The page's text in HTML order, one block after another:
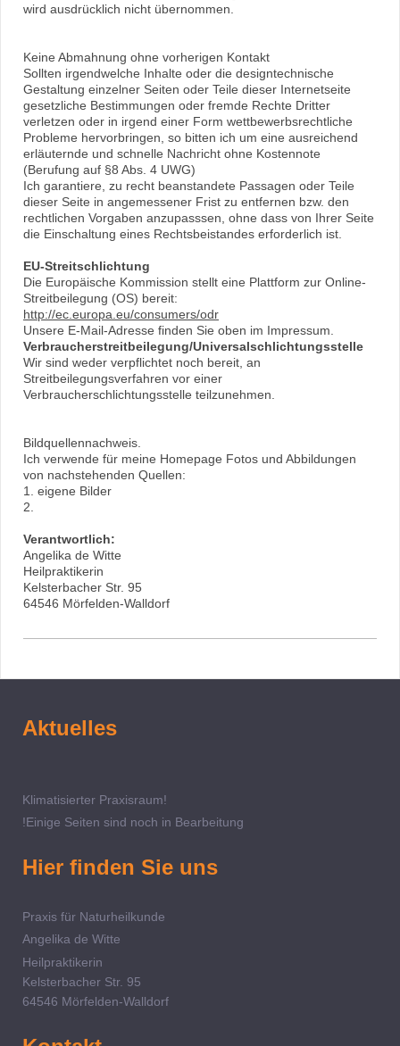
wird ausdrücklich nicht übernommen.
Keine Abmahnung ohne vorherigen Kontakt
Sollten irgendwelche Inhalte oder die designtechnische
Gestaltung einzelner Seiten oder Teile dieser Internetseite
gesetzliche Bestimmungen oder fremde Rechte Dritter
verletzen oder in irgend einer Form wettbewerbsrechtliche
Probleme hervorbringen, so bitten ich um eine ausreichend
erläuternde und schnelle Nachricht ohne Kostennote
(Berufung auf §8 Abs. 4 UWG)
Ich garantiere, zu recht beanstandete Passagen oder Teile
dieser Seite in angemessener Frist zu entfernen bzw. den
rechtlichen Vorgaben anzupasssen, ohne dass von Ihrer Seite
die Einschaltung eines Rechtsbeistandes erforderlich ist.
EU-Streitschlichtung
Die Europäische Kommission stellt eine Plattform zur Online-
Streitbeilegung (OS) bereit:
http://ec.europa.eu/consumers/odr
Unsere E-Mail-Adresse finden Sie oben im Impressum.
Verbraucherstreitbeilegung/Universalschlichtungsstelle
Wir sind weder verpflichtet noch bereit, an
Streitbeilegungsverfahren vor einer
Verbraucherschlichtungsstelle teilzunehmen.
Bildquellennachweis.
Ich verwende für meine Homepage Fotos und Abbildungen
von nachstehenden Quellen:
1. eigene Bilder
2.
Verantwortlich:
Angelika de Witte
Heilpraktikerin
Kelsterbacher Str. 95
64546 Mörfelden-Walldorf
Aktuelles
Klimatisierter Praxisraum!
!Einige Seiten sind noch in Bearbeitung
Hier finden Sie uns
Praxis für Naturheilkunde
Angelika de Witte
Heilpraktikerin
Kelsterbacher Str. 95
64546 Mörfelden-Walldorf